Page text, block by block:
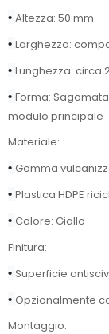
• Altezza: 50 mm
• Larghezza:
• Lunghezza: circa
• Forma:
modulo principale
Materiale:
• Gomma
• Plastica HDPE
• Colore: Giallo
Finitura:
• Superficie
• Opzionalmente
Montaggio: